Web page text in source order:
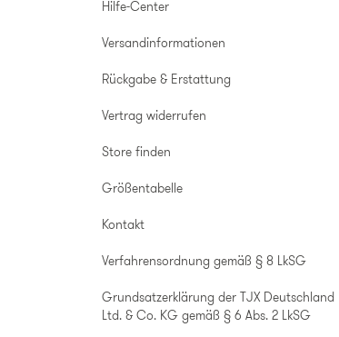
Hilfe-Center
Versandinformationen
Rückgabe & Erstattung
Vertrag widerrufen
Store finden
Größentabelle
Kontakt
Verfahrensordnung gemäß § 8 LkSG
Grundsatzerklärung der TJX Deutschland
Ltd. & Co. KG gemäß § 6 Abs. 2 LkSG